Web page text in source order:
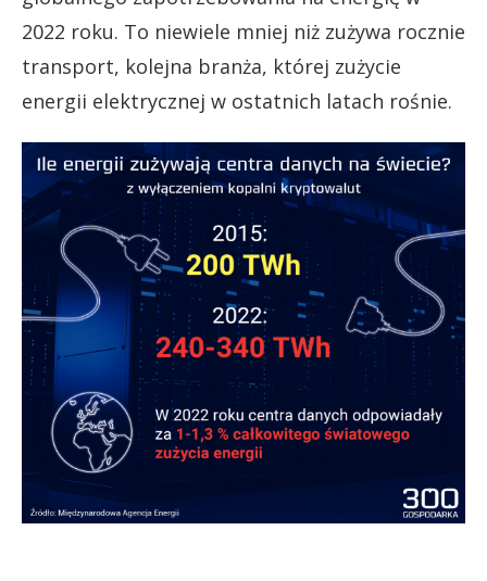
2022 roku. To niewiele mniej niż zużywa rocznie
transport, kolejna branża, której zużycie
energii elektrycznej w ostatnich latach rośnie.